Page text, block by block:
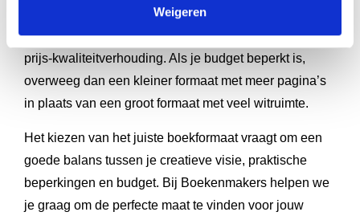
Weigeren
kiezen voor standaardmaten die efficiënt passen op
drukpersen. A5, A4 en pocketformaten bieden de beste
prijs-kwaliteitverhouding. Als je budget beperkt is,
overweeg dan een kleiner formaat met meer pagina’s
in plaats van een groot formaat met veel witruimte.
Het kiezen van het juiste boekformaat vraagt om een
goede balans tussen je creatieve visie, praktische
beperkingen en budget. Bij Boekenmakers helpen we
je graag om de perfecte maat te vinden voor jouw